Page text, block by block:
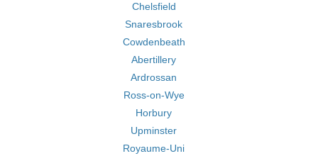
Chelsfield
Snaresbrook
Cowdenbeath
Abertillery
Ardrossan
Ross-on-Wye
Horbury
Upminster
Royaume-Uni